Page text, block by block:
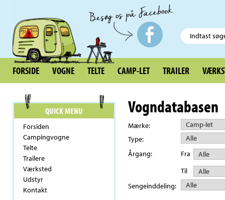
FORSIDE VOGNE TELTE CAMP-LET TRAILER
QUICK MENU
Forsiden
Campingvogne
Telte
Trailere
Værksted
Udstyr
Kontakt
Vogndatabasen
Mærke:
Type:
Årgang:
Fra
Til
Sengeinddeling: